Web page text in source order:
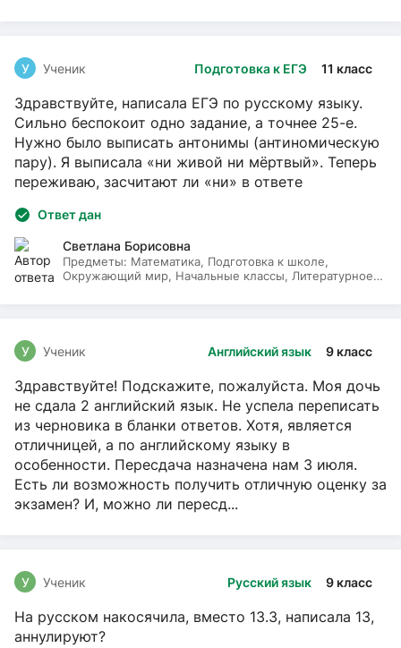
Подготовка к ЕГЭ 11 класс
У Ученик
Здравствуйте, написала ЕГЭ по русскому языку.
Сильно беспокоит одно задание, а точнее 25-е.
Нужно было выписать антонимы (антиномическую
пару). Я выписала «ни живой ни мёртвый». Теперь
переживаю, засчитают ли «ни» в ответе
Ответ дан
Светлана Борисовна
Предметы: Математика, Подготовка к школе,
Окружающий мир, Начальные классы, Литературное
Английский язык 9 класс
У Ученик
Здравствуйте! Подскажите, пожалуйста. Моя дочь
не сдала 2 английский язык. Не успела переписать
из черновика в бланки ответов. Хотя, является
отличницей, а по английскому языку в
особенности. Пересдача назначена нам 3 июля.
Есть ли возможность получить отличную оценку за
экзамен? И, можно ли пересд...
Русский язык 9 класс
У Ученик
На русском накосячила, вместо 13.3, написала 13,
аннулируют?